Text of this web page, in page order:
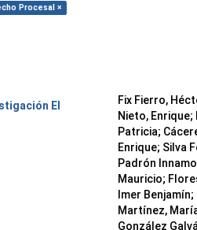
Procesal ×
El
Fix Fierro,
Nieto, Enrique;
Patricia;
Enrique; Silva
Padrón
Mauricio;
Imer Benjamín;
Martínez,
González